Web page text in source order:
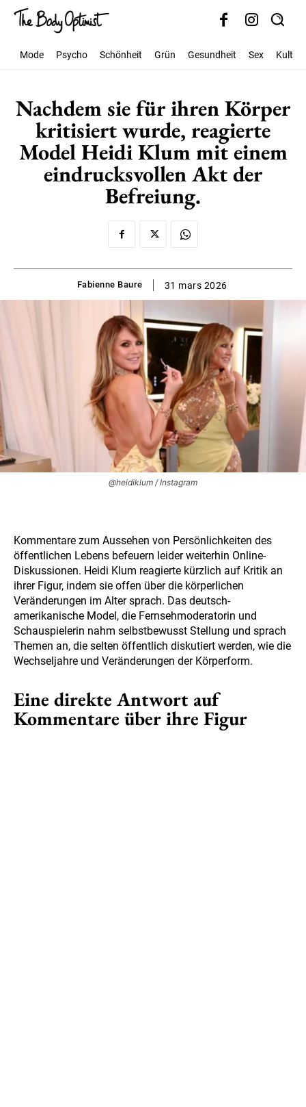
Mode Psycho Schönheit Grün Gesundheit Sex Kultur
Nachdem sie für ihren Körper
kritisiert wurde, reagierte
Model Heidi Klum mit einem
eindrucksvollen Akt der
Befreiung.
Fabienne Baure 31 mars 2026
@heidiklum / Instagram
Kommentare zum Aussehen von Persönlichkeiten des
öffentlichen Lebens befeuern leider weiterhin Online-
Diskussionen. Heidi Klum reagierte kürzlich auf Kritik an
ihrer Figur, indem sie offen über die körperlichen
Veränderungen im Alter sprach. Das deutsch-
amerikanische Model, die Fernsehmoderatorin und
Schauspielerin nahm selbstbewusst Stellung und sprach
Themen an, die selten öffentlich diskutiert werden, wie die
Wechseljahre und Veränderungen der Körperform.
Eine direkte Antwort auf
Kommentare über ihre Figur